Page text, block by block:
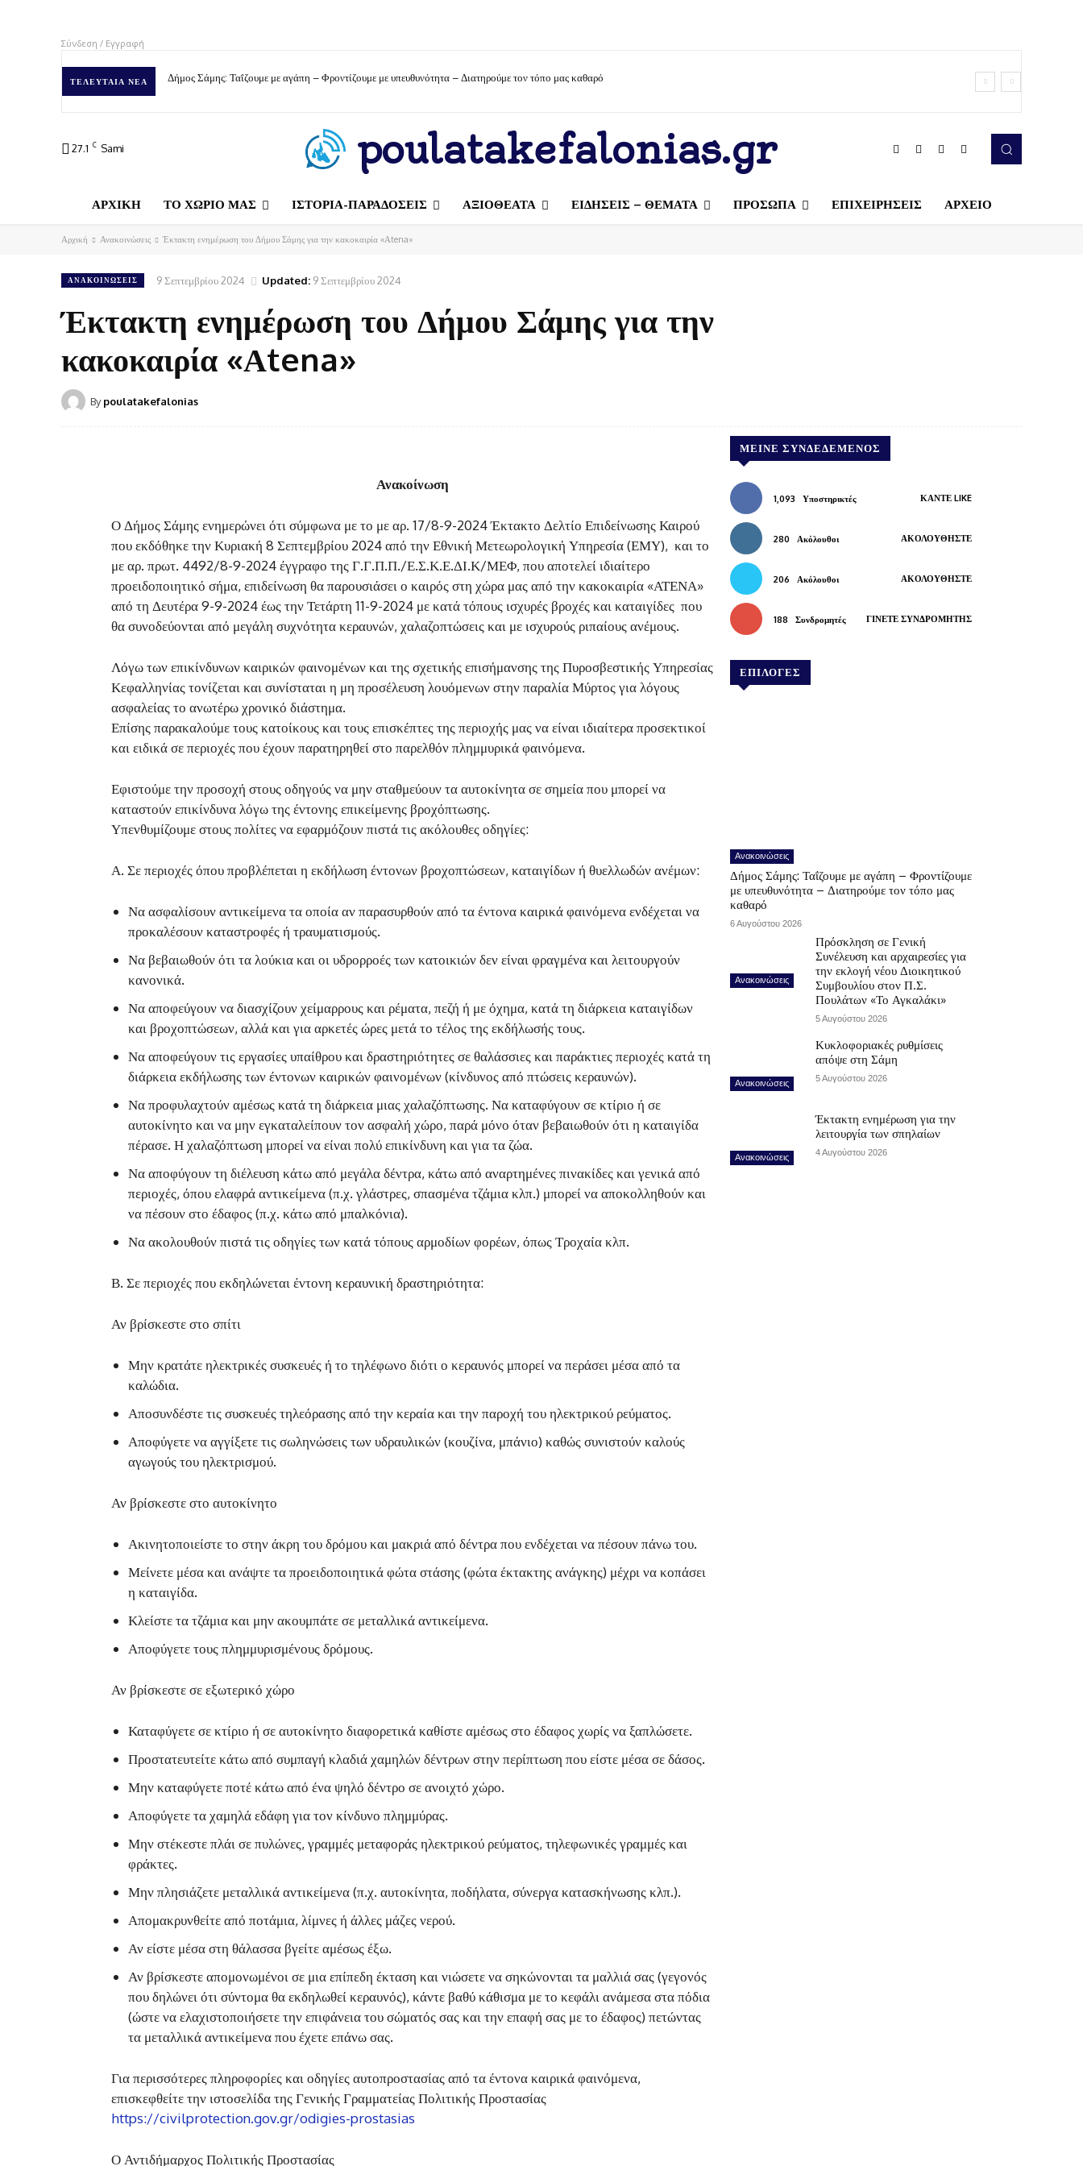
Σύνδεση / Εγγραφή
ΤΕΛΕΥΤΑΊΑ ΝΈΑ Δήμος Σάμης: Ταΐζουμε με αγάπη – Φροντίζουμε με υπευθυνότητα – Διατηρούμε τον τόπο μας καθαρό
27.1 C Sami poulatakefalonias.gr
ΑΡΧΙΚΗ ΤΟ ΧΩΡΙΟ ΜΑΣ ΙΣΤΟΡΙΑ-ΠΑΡΑΔΟΣΕΙΣ ΑΞΙΟΘΕΑΤΑ ΕΙΔΗΣΕΙΣ – ΘΕΜΑΤΑ ΠΡΟΣΩΠΑ ΕΠΙΧΕΙΡΗΣΕΙΣ ΑΡΧΕΙΟ
Αρχική Ανακοινώσεις Έκτακτη ενημέρωση του Δήμου Σάμης για την κακοκαιρία «Αtena»
ΑΝΑΚΟΙΝΏΣΕΙΣ 9 Σεπτεμβρίου 2024 Updated: 9 Σεπτεμβρίου 2024
Έκτακτη ενημέρωση του Δήμου Σάμης για την
κακοκαιρία «Αtena»
By poulatakefalonias
Ανακοίνωση
Ο Δήμος Σάμης ενημερώνει ότι σύμφωνα με το με αρ. 17/8-9-2024 Έκτακτο Δελτίο Επιδείνωσης Καιρού
που εκδόθηκε την Κυριακή 8 Σεπτεμβρίου 2024 από την Εθνική Μετεωρολογική Υπηρεσία (ΕΜΥ), και το
με αρ. πρωτ. 4492/8-9-2024 έγγραφο της Γ.Γ.Π.Π./Ε.Σ.Κ.Ε.ΔΙ.Κ/ΜΕΦ, που αποτελεί ιδιαίτερο
προειδοποιητικό σήμα, επιδείνωση θα παρουσιάσει ο καιρός στη χώρα μας από την κακοκαιρία «ΑΤΕΝΑ»
από τη Δευτέρα 9-9-2024 έως την Τετάρτη 11-9-2024 με κατά τόπους ισχυρές βροχές και καταιγίδες που
θα συνοδεύονται από μεγάλη συχνότητα κεραυνών, χαλαζοπτώσεις και με ισχυρούς ριπαίους ανέμους.
Λόγω των επικίνδυνων καιρικών φαινομένων και της σχετικής επισήμανσης της Πυροσβεστικής Υπηρεσίας
Κεφαλληνίας τονίζεται και συνίσταται η μη προσέλευση λουόμενων στην παραλία Μύρτος για λόγους
ασφαλείας το ανωτέρω χρονικό διάστημα.
Επίσης παρακαλούμε τους κατοίκους και τους επισκέπτες της περιοχής μας να είναι ιδιαίτερα προσεκτικοί
και ειδικά σε περιοχές που έχουν παρατηρηθεί στο παρελθόν πλημμυρικά φαινόμενα.
Εφιστούμε την προσοχή στους οδηγούς να μην σταθμεύουν τα αυτοκίνητα σε σημεία που μπορεί να
καταστούν επικίνδυνα λόγω της έντονης επικείμενης βροχόπτωσης.
Υπενθυμίζουμε στους πολίτες να εφαρμόζουν πιστά τις ακόλουθες οδηγίες:
Α. Σε περιοχές όπου προβλέπεται η εκδήλωση έντονων βροχοπτώσεων, καταιγίδων ή θυελλωδών ανέμων:
Να ασφαλίσουν αντικείμενα τα οποία αν παρασυρθούν από τα έντονα καιρικά φαινόμενα ενδέχεται να
προκαλέσουν καταστροφές ή τραυματισμούς.
Να βεβαιωθούν ότι τα λούκια και οι υδρορροές των κατοικιών δεν είναι φραγμένα και λειτουργούν
κανονικά.
Να αποφεύγουν να διασχίζουν χείμαρρους και ρέματα, πεζή ή με όχημα, κατά τη διάρκεια καταιγίδων
και βροχοπτώσεων, αλλά και για αρκετές ώρες μετά το τέλος της εκδήλωσής τους.
Να αποφεύγουν τις εργασίες υπαίθρου και δραστηριότητες σε θαλάσσιες και παράκτιες περιοχές κατά τη
διάρκεια εκδήλωσης των έντονων καιρικών φαινομένων (κίνδυνος από πτώσεις κεραυνών).
Να προφυλαχτούν αμέσως κατά τη διάρκεια μιας χαλαζόπτωσης. Να καταφύγουν σε κτίριο ή σε
αυτοκίνητο και να μην εγκαταλείπουν τον ασφαλή χώρο, παρά μόνο όταν βεβαιωθούν ότι η καταιγίδα
πέρασε. Η χαλαζόπτωση μπορεί να είναι πολύ επικίνδυνη και για τα ζώα.
Να αποφύγουν τη διέλευση κάτω από μεγάλα δέντρα, κάτω από αναρτημένες πινακίδες και γενικά από
περιοχές, όπου ελαφρά αντικείμενα (π.χ. γλάστρες, σπασμένα τζάμια κλπ.) μπορεί να αποκολληθούν και
να πέσουν στο έδαφος (π.χ. κάτω από μπαλκόνια).
Να ακολουθούν πιστά τις οδηγίες των κατά τόπους αρμοδίων φορέων, όπως Τροχαία κλπ.
Β. Σε περιοχές που εκδηλώνεται έντονη κεραυνική δραστηριότητα:
Αν βρίσκεστε στο σπίτι
Μην κρατάτε ηλεκτρικές συσκευές ή το τηλέφωνο διότι ο κεραυνός μπορεί να περάσει μέσα από τα
καλώδια.
Αποσυνδέστε τις συσκευές τηλεόρασης από την κεραία και την παροχή του ηλεκτρικού ρεύματος.
Αποφύγετε να αγγίξετε τις σωληνώσεις των υδραυλικών (κουζίνα, μπάνιο) καθώς συνιστούν καλούς
αγωγούς του ηλεκτρισμού.
Αν βρίσκεστε στο αυτοκίνητο
Ακινητοποιείστε το στην άκρη του δρόμου και μακριά από δέντρα που ενδέχεται να πέσουν πάνω του.
Μείνετε μέσα και ανάψτε τα προειδοποιητικά φώτα στάσης (φώτα έκτακτης ανάγκης) μέχρι να κοπάσει
η καταιγίδα.
Κλείστε τα τζάμια και μην ακουμπάτε σε μεταλλικά αντικείμενα.
Αποφύγετε τους πλημμυρισμένους δρόμους.
Αν βρίσκεστε σε εξωτερικό χώρο
Καταφύγετε σε κτίριο ή σε αυτοκίνητο διαφορετικά καθίστε αμέσως στο έδαφος χωρίς να ξαπλώσετε.
Προστατευτείτε κάτω από συμπαγή κλαδιά χαμηλών δέντρων στην περίπτωση που είστε μέσα σε δάσος.
Μην καταφύγετε ποτέ κάτω από ένα ψηλό δέντρο σε ανοιχτό χώρο.
Αποφύγετε τα χαμηλά εδάφη για τον κίνδυνο πλημμύρας.
Μην στέκεστε πλάι σε πυλώνες, γραμμές μεταφοράς ηλεκτρικού ρεύματος, τηλεφωνικές γραμμές και
φράκτες.
Μην πλησιάζετε μεταλλικά αντικείμενα (π.χ. αυτοκίνητα, ποδήλατα, σύνεργα κατασκήνωσης κλπ.).
Απομακρυνθείτε από ποτάμια, λίμνες ή άλλες μάζες νερού.
Αν είστε μέσα στη θάλασσα βγείτε αμέσως έξω.
Αν βρίσκεστε απομονωμένοι σε μια επίπεδη έκταση και νιώσετε να σηκώνονται τα μαλλιά σας (γεγονός
που δηλώνει ότι σύντομα θα εκδηλωθεί κεραυνός), κάντε βαθύ κάθισμα με το κεφάλι ανάμεσα στα πόδια
(ώστε να ελαχιστοποιήσετε την επιφάνεια του σώματός σας και την επαφή σας με το έδαφος) πετώντας
τα μεταλλικά αντικείμενα που έχετε επάνω σας.
Για περισσότερες πληροφορίες και οδηγίες αυτοπροστασίας από τα έντονα καιρικά φαινόμενα,
επισκεφθείτε την ιστοσελίδα της Γενικής Γραμματείας Πολιτικής Προστασίας
https://civilprotection.gov.gr/odigies-prostasias
Ο Αντιδήμαρχος Πολιτικής Προστασίας
ΜΕΊΝΕ ΣΥΝΔΕΔΕΜΈΝΟΣ
1,093 Υποστηρικτές ΚΆΝΤΕ LIKE
280 Ακόλουθοι ΑΚΟΛΟΥΘΉΣΤΕ
206 Ακόλουθοι ΑΚΟΛΟΥΘΉΣΤΕ
188 Συνδρομητές ΓΊΝΕΤΕ ΣΥΝΔΡΟΜΗΤΉΣ
ΕΠΙΛΟΓΕΣ
Ανακοινώσεις
Δήμος Σάμης: Ταΐζουμε με αγάπη – Φροντίζουμε
με υπευθυνότητα – Διατηρούμε τον τόπο μας
καθαρό
6 Αυγούστου 2026
Ανακοινώσεις
Πρόσκληση σε Γενική
Συνέλευση και αρχαιρεσίες για
την εκλογή νέου Διοικητικού
Συμβουλίου στον Π.Σ.
Πουλάτων «Το Αγκαλάκι»
5 Αυγούστου 2026
Ανακοινώσεις
Κυκλοφοριακές ρυθμίσεις
απόψε στη Σάμη
5 Αυγούστου 2026
Ανακοινώσεις
Έκτακτη ενημέρωση για την
λειτουργία των σπηλαίων
4 Αυγούστου 2026